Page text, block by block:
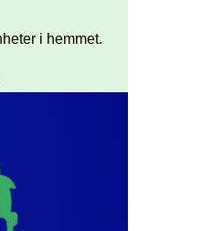
i hemmet.